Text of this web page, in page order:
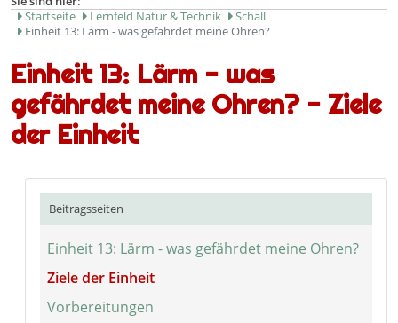
Startseite
Lernfeld Natur & Technik
Schall
Einheit 13: Lärm - was gefährdet meine Ohren?
Einheit 13: Lärm - was
gefährdet meine Ohren? - Ziele
der Einheit
Beitragsseiten
Einheit 13: Lärm - was gefährdet meine Ohren?
Ziele der Einheit
Vorbereitungen